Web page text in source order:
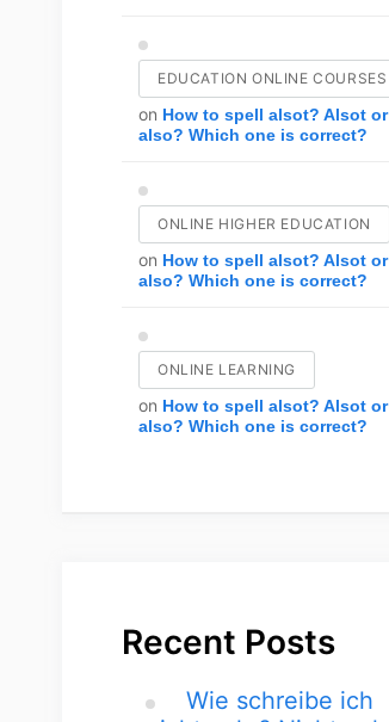
EDUCATION ONLINE COURSES
on How to spell alsot? Alsot or
also? Which one is correct?
ONLINE HIGHER EDUCATION
on How to spell alsot? Alsot or
also? Which one is correct?
ONLINE LEARNING
on How to spell alsot? Alsot or
also? Which one is correct?
Recent Posts
Wie schreibe ich